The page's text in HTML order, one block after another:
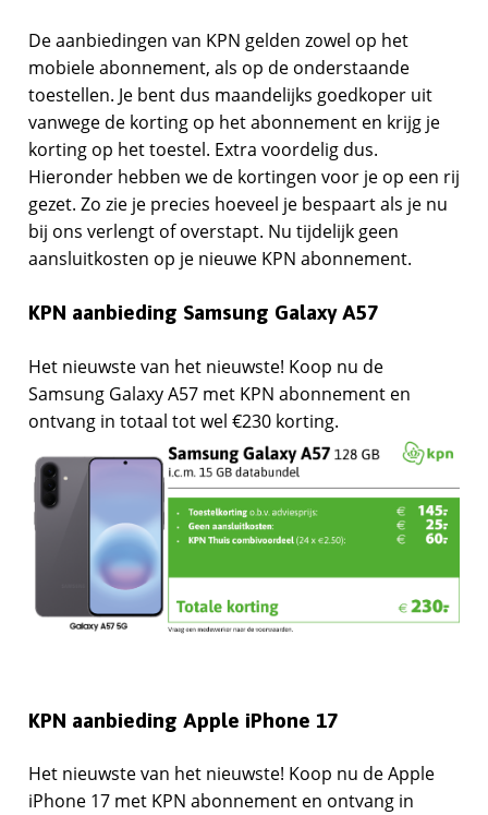
De aanbiedingen van KPN gelden zowel op het
mobiele abonnement, als op de onderstaande
toestellen. Je bent dus maandelijks goedkoper uit
vanwege de korting op het abonnement en krijg je
korting op het toestel. Extra voordelig dus.
Hieronder hebben we de kortingen voor je op een rij
gezet. Zo zie je precies hoeveel je bespaart als je nu
bij ons verlengt of overstapt. Nu tijdelijk geen
aansluitkosten op je nieuwe KPN abonnement.
KPN aanbieding Samsung Galaxy A57
Het nieuwste van het nieuwste! Koop nu de
Samsung Galaxy A57 met KPN abonnement en
ontvang in totaal tot wel €230 korting.
KPN aanbieding Apple iPhone 17
Het nieuwste van het nieuwste! Koop nu de Apple
iPhone 17 met KPN abonnement en ontvang in